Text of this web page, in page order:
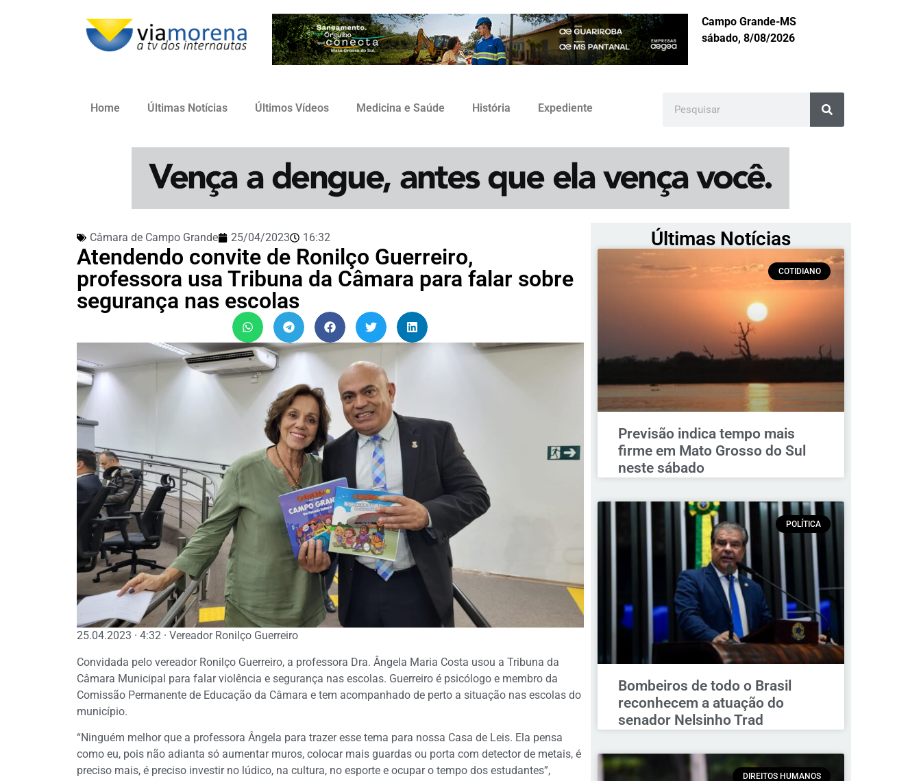
Campo Grande-MS
sábado, 8/08/2026
Home Últimas Notícias Últimos Vídeos Medicina e Saúde História Expediente
Câmara de Campo Grande 25/04/2023 16:32
Atendendo convite de Ronilço Guerreiro,
professora usa Tribuna da Câmara para falar sobre
segurança nas escolas
25.04.2023 · 4:32 · Vereador Ronilço Guerreiro
Convidada pelo vereador Ronilço Guerreiro, a professora Dra. Ângela Maria Costa usou a Tribuna da
Câmara Municipal para falar violência e segurança nas escolas. Guerreiro é psicólogo e membro da
Comissão Permanente de Educação da Câmara e tem acompanhado de perto a situação nas escolas do
município.
“Ninguém melhor que a professora Ângela para trazer esse tema para nossa Casa de Leis. Ela pensa
como eu, pois não adianta só aumentar muros, colocar mais guardas ou porta com detector de metais, é
preciso mais, é preciso investir no lúdico, na cultura, no esporte e ocupar o tempo dos estudantes”,
Últimas Notícias
COTIDIANO
Previsão indica tempo mais
firme em Mato Grosso do Sul
neste sábado
POLÍTICA
Bombeiros de todo o Brasil
reconhecem a atuação do
senador Nelsinho Trad
DIREITOS HUMANOS